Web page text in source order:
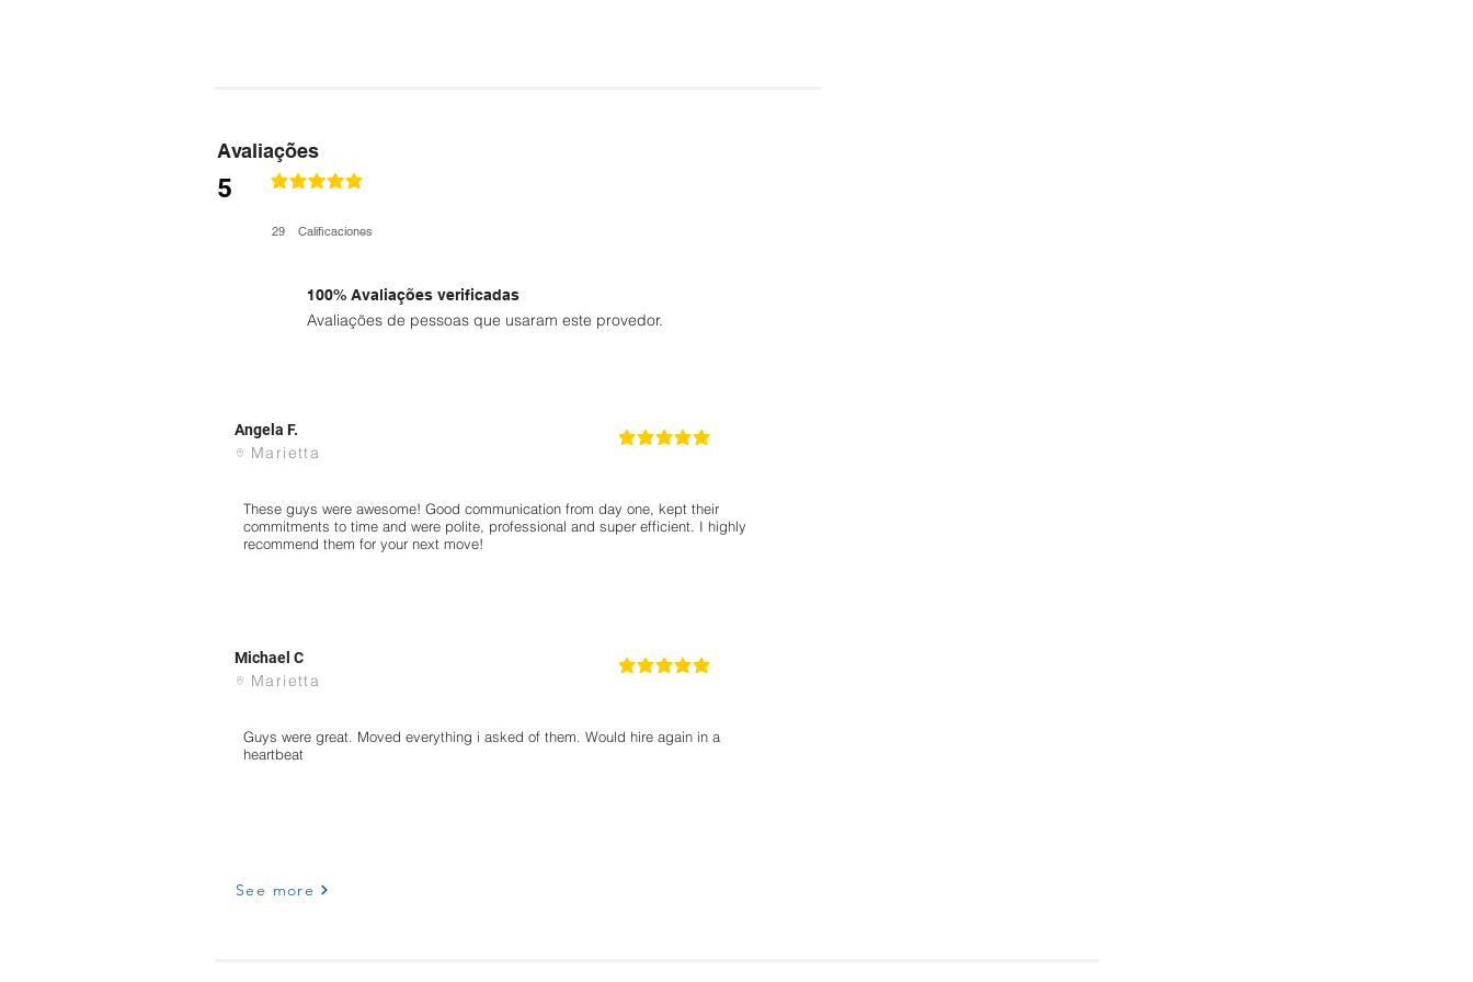
Avaliações
5 la calificación promedio es 5 de 5
29 Calificaciones
100% Avaliações verificadas
Avaliações de pessoas que usaram este provedor.
Angela F.
Marietta la calificación promedio es 5 de 5
These guys were awesome! Good communication from day one, kept their
commitments to time and were polite, professional and super efficient. I highly
recommend them for your next move!
Michael C
Marietta la calificación promedio es 5 de 5
Guys were great. Moved everything i asked of them. Would hire again in a
heartbeat
See more